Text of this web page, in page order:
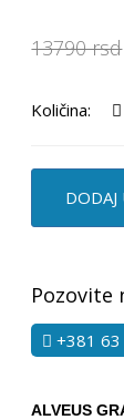
13790 rsd
Količina:
Pozovite
+381
ALVEUS